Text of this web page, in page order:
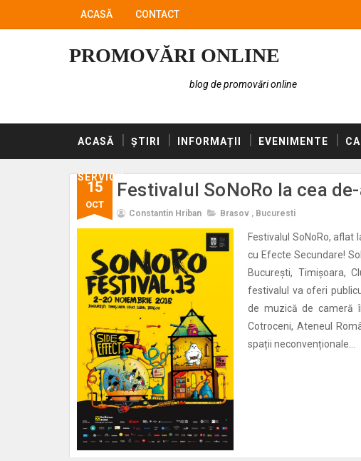
ACASĂ CONTACT
PROMOVĂRI ONLINE
blog de promovări online
ACASĂ ȘTIRI INFORMAȚII EVENIMENTE
SERVICII
15
OCT
Festivalul SoNoRo la cea
Constantin Hriban Brasov , Bucuresti
Festivalul SoNoRo, aflat
cu Efecte Secundare!
București, Timișoara,
festivalul va oferi
de muzică de cameră
Cotroceni, Ateneul
spații neconvenționale...